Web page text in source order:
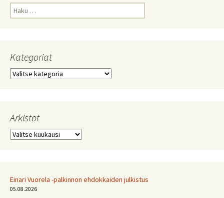
Haku:
Kategoriat
Kategoriat
Arkistot
Arkistot
Einari Vuorela -palkinnon ehdokkaiden julkistus
05.08.2026